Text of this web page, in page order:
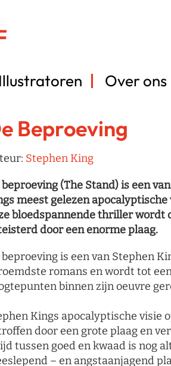
Over ons
Beproeving
Stephen King
beproeving (The Stand) is een
meest gelezen apocalyptische
bloedspannende thriller wordt
door een enorme plaag.
beproeving is een van Stephen
romans en wordt tot
binnen zijn oeuvre
Kings apocalyptische visie
door een grote plaag en
tussen goed en kwaad is nog
– en angstaanjagend